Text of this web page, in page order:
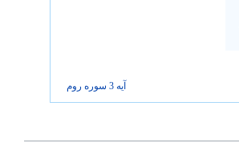
آیه 3 سوره روم